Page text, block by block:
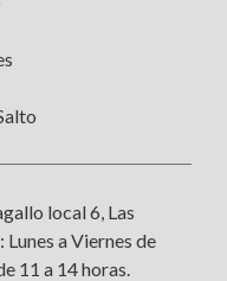
local 6, Las
a Viernes de
11 a 14 horas.